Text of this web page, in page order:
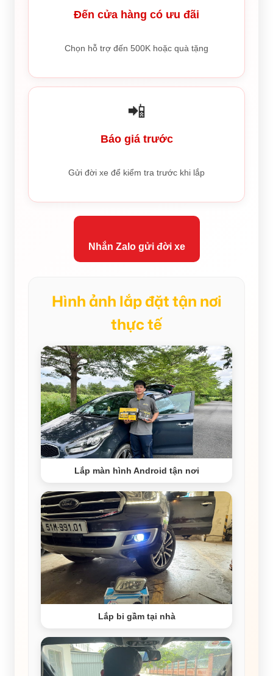
Đến cửa hàng có ưu đãi
Chọn hỗ trợ đến 500K hoặc quà tặng
📲
Báo giá trước
Gửi đời xe để kiểm tra trước khi lắp
Nhắn Zalo gửi đời xe
Hình ảnh lắp đặt tận nơi
thực tế
Lắp màn hình Android tận nơi
Lắp bi gầm tại nhà